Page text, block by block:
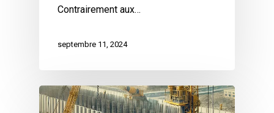
Contrairement aux…
septembre 11, 2024